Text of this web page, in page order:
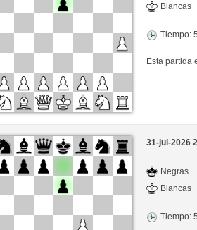
Blancas
Tiempo:
Esta partida
31-jul-2026
Negras
Blancas
Tiempo: